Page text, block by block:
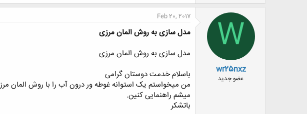
W
wr25nxz
عضو جدید
Feb 20, 2017
مدل سازی به روش المان مرزی
مدل سازی به روش المان مرزی
باسلام خدمت دوستان گرامی
من میخواستم یک استوانه غوطه ور درون آب را با روش المان
میشم راهنمایی کنین.
باتشکر